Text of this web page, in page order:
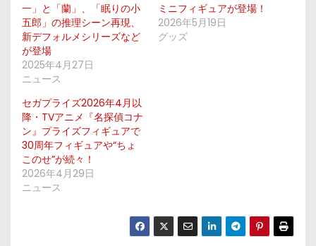
一」と「蘭」、「眠りの小
五郎」の推理シーン再現、
新デフォルメシリーズなど
が登場
2025年4月27日
ニュース
ミニフィギュアが登場！
2026年5月19日
グッズ
セガプライズ2026年4月以
降・TVアニメ『名探偵コナ
ン』プライズフィギュアで
30周年フィギュアや“ちょ
このせ”が続々！
2026年4月29日
ニュース